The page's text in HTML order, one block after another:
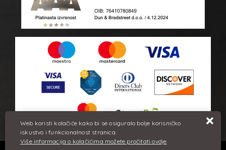
Web koristi kolačiće kako bi se osiguralo bolje korisničko
iskustvo i funkcionalnost stranica.
Više informacija o kolačićima možete pročitati ovdje